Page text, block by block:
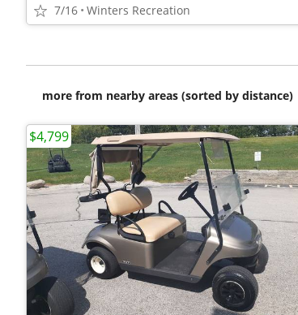
7/16 Winters Recreation
more from nearby areas (sorted by distance)
$4,799